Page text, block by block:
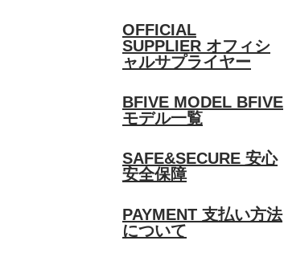
OFFICIAL
SUPPLIER オフィシ
ャルサプライヤー
BFIVE MODEL BFIVE
モデル一覧
SAFE&SECURE 安心
安全保障
PAYMENT 支払い方法
について